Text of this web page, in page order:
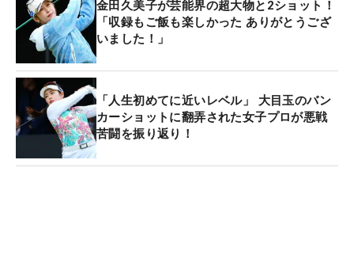
金田久美子が芸能界の超大物と2ショット！
「収録もご飯も楽しかった ありがとうござ
いました！」
「人生初めてに近いレベル」 大目玉のバン
カーショットに翻弄された女子プロが悪戦
苦闘を振り返り！